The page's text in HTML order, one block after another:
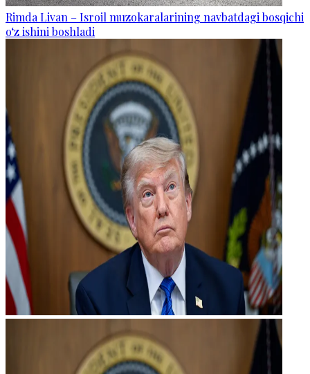
Rimda Livan – Isroil muzokaralarining navbatdagi bosqichi
o‘z ishini boshladi